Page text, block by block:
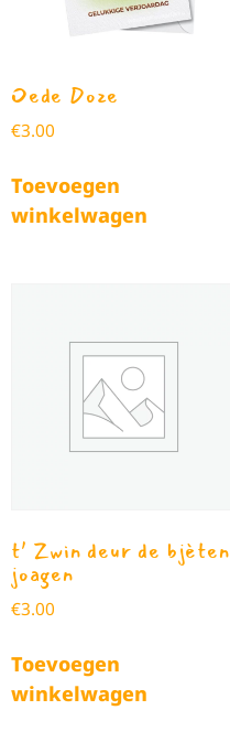
Oede Doze
€3.00
Toevoegen
winkelwagen
t’ Zwin deur de bjèten
joagen
€3.00
Toevoegen
winkelwagen